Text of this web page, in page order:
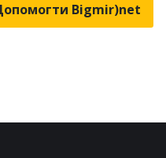
Bigmir)net